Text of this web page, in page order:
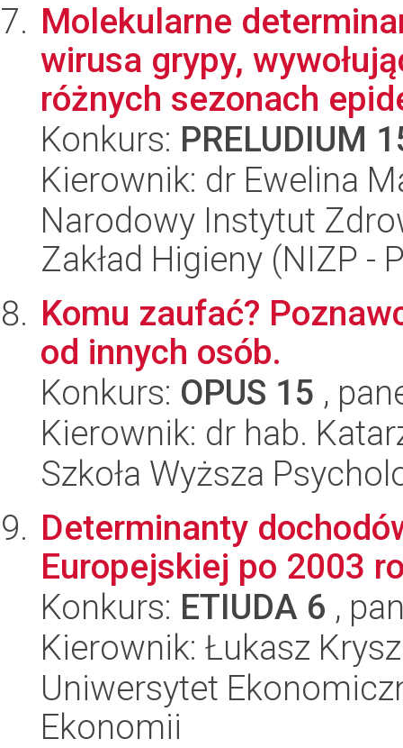
Molekularne
wirusa grypy,
różnych sezonach
Konkurs: PRELUDIUM
Kierownik: dr Ewelina
Narodowy Instytut
Zakład Higieny (NIZP -
Komu zaufać?
od innych osób.
Konkurs: OPUS 15 ,
Kierownik: dr hab.
Szkoła Wyższa
Determinanty
Europejskiej po 2003
Konkurs: ETIUDA 6 ,
Kierownik: Łukasz
Uniwersytet
Ekonomii